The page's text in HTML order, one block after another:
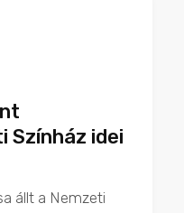
Színház idei
állt a Nemzeti